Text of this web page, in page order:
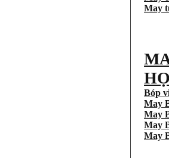
May
Bóp
May
May
May
May